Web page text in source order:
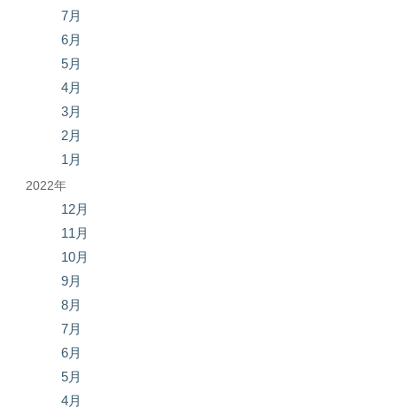
7月
6月
5月
4月
3月
2月
1月
2022年
12月
11月
10月
9月
8月
7月
6月
5月
4月